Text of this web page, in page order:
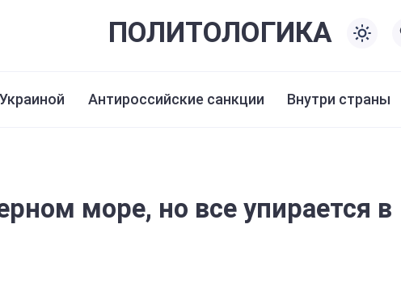
ПОЛИТОЛОГИКА
Антироссийские санкции Внутри страны
море, но все упирается в